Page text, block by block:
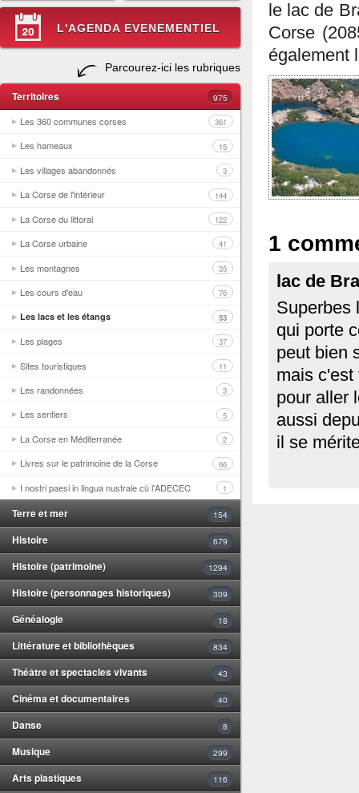
L'AGENDA EVENEMENTIEL
Parcourez-ici les rubriques
Territoires 975
Les 360 communes corses 361
Les hameaux 15
Les villages abandonnés 3
La Corse de l'intérieur 144
La Corse du littoral 122
La Corse urbaine 41
Les montagnes 35
Les cours d'eau 76
Les lacs et les étangs 53
Les plages 37
Sites touristiques 11
Les randonnées 3
Les sentiers 5
La Corse en Méditerranée 2
Livres sur le patrimoine de la Corse 66
I nostri paesi in lingua nustrale cù l'ADECEC 1
Terre et mer 154
Histoire 679
Histoire (patrimoine) 1294
Histoire (personnages historiques) 309
Généalogie 18
Littérature et bibliothèques 834
Théâtre et spectacles vivants 43
Cinéma et documentaires 40
Danse 8
Musique 299
Arts plastiques 116
le lac de
Corse
également
1
lac de
Superbes
qui porte
peut bien
mais c'est
pour aller
aussi
il se